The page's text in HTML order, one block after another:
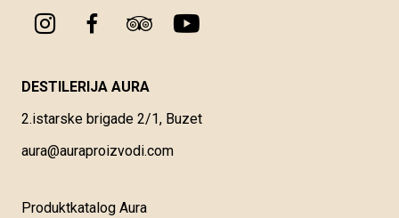
DESTILERIJA AURA
2.istarske brigade 2/1, Buzet
aura@auraproizvodi.com
Produktkatalog Aura